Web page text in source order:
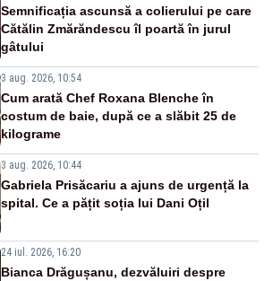
Semnificația ascunsă a colierului pe care
Cătălin Zmărăndescu îl poartă în jurul
gâtului
3 aug. 2026, 10:54
Cum arată Chef Roxana Blenche în
costum de baie, după ce a slăbit 25 de
kilograme
3 aug. 2026, 10:44
Gabriela Prisăcariu a ajuns de urgență la
spital. Ce a pățit soția lui Dani Oțil
24 iul. 2026, 16:20
Bianca Drăgușanu, dezvăluiri despre